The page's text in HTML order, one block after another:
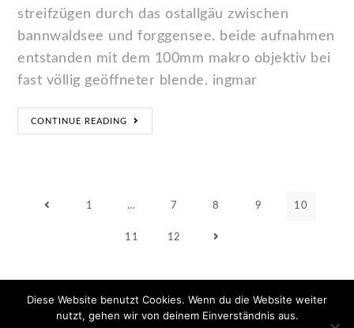
streifzügen durch das ostallgäu zwischen
bannwaldsee und forggensee. beide aufnahmen
entstanden mit dem 100mm makro objektiv bei
fast völlig geöffneter blende. ingmar
CONTINUE READING
1 … 7 8 9 10
11 12
Diese Website benutzt Cookies. Wenn du die Website weiter
nutzt, gehen wir von deinem Einverständnis aus.